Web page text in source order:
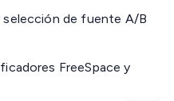
de fuente A/B
FreeSpace y